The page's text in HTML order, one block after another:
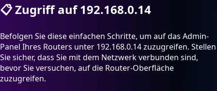
📋Zugriff auf 192.168.0.14
Befolgen Sie diese einfachen Schritte, um auf das Admin-
Panel Ihres Routers unter 192.168.0.14 zuzugreifen. Stellen
Sie sicher, dass Sie mit dem Netzwerk verbunden sind,
bevor Sie versuchen, auf die Router-Oberfläche
zuzugreifen.